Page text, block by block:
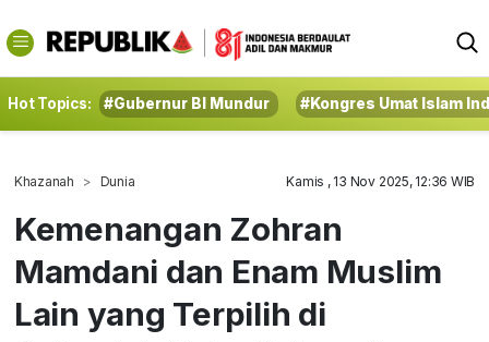
Hot Topics: #Gubernur BI Mundur #Kongres Umat Islam
Khazanah Dunia Kamis , 13 Nov 2025, 12:36 WIB
Kemenangan Zohran
Mamdani dan Enam Muslim
Lain yang Terpilih di